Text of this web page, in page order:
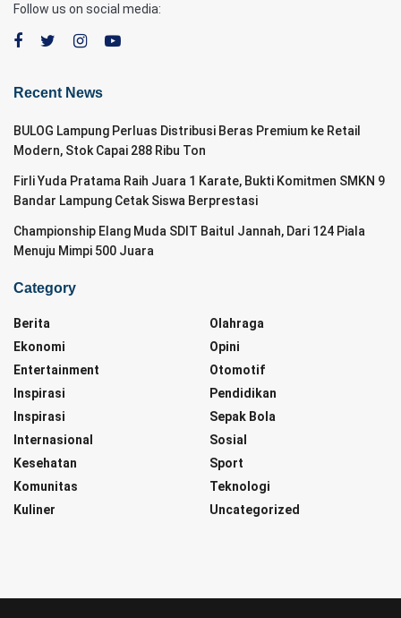
Follow us on social media:
Recent News
BULOG Lampung Perluas Distribusi Beras Premium ke Retail
Modern, Stok Capai 288 Ribu Ton
Firli Yuda Pratama Raih Juara 1 Karate, Bukti Komitmen SMKN 9
Bandar Lampung Cetak Siswa Berprestasi
Championship Elang Muda SDIT Baitul Jannah, Dari 124 Piala
Menuju Mimpi 500 Juara
Category
Berita
Ekonomi
Entertainment
Inspirasi
Inspirasi
Internasional
Kesehatan
Komunitas
Kuliner
Olahraga
Opini
Otomotif
Pendidikan
Sepak Bola
Sosial
Sport
Teknologi
Uncategorized